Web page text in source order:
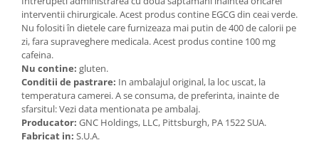
interventii chirurgicale. Acest produs contine EGCG din ceai verde.
Nu folositi în dietele care furnizeaza mai putin de 400 de calorii pe
zi, fara supraveghere medicala. Acest produs contine 100 mg
cafeina.
Nu contine: gluten.
Conditii de pastrare: In ambalajul original, la loc uscat, la
temperatura camerei. A se consuma, de preferinta, inainte de
sfarsitul: Vezi data mentionata pe ambalaj.
Producator: GNC Holdings, LLC, Pittsburgh, PA 1522 SUA.
Fabricat in: S.U.A.